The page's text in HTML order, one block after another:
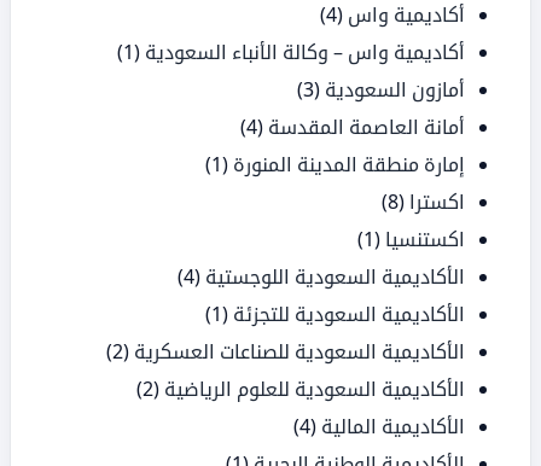
أكاديمية واس (4)
أكاديمية واس – وكالة الأنباء السعودية (1)
أمازون السعودية (3)
أمانة العاصمة المقدسة (4)
إمارة منطقة المدينة المنورة (1)
اكسترا (8)
اكستنسيا (1)
الأكاديمية السعودية اللوجستية (4)
الأكاديمية السعودية للتجزئة (1)
الأكاديمية السعودية للصناعات العسكرية (2)
الأكاديمية السعودية للعلوم الرياضية (2)
الأكاديمية المالية (4)